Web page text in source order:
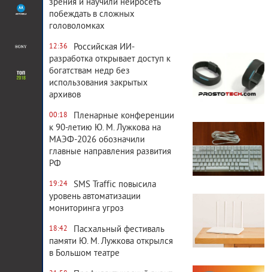
зрения и научили нейросеть
побеждать в сложных
головоломках
12:36
Российская ИИ-
разработка открывает доступ к
богатствам недр без
использования закрытых
архивов
00:18
Пленарные конференции
к 90-летию Ю. М. Лужкова на
МАЭФ-2026 обозначили
главные направления развития
РФ
19:24
SMS Traffic повысила
уровень автоматизации
мониторинга угроз
18:42
Пасхальный фестиваль
памяти Ю. М. Лужкова открылся
в Большом театре